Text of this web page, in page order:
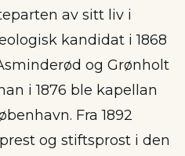
av sitt liv i
kandidat i 1868
og Grønholt
i 1876 ble kapellan
Fra 1892
og stiftsprost i den